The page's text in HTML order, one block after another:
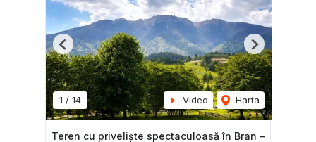
1 / 14 Video Harta
Previous Next
Teren cu priveliște spectaculoasă în Bran –